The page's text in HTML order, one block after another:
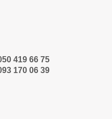
419 66 75
170 06 39